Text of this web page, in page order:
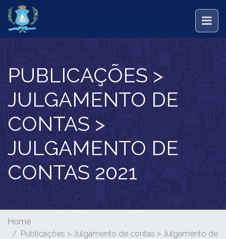
PUBLICAÇÕES >
JULGAMENTO DE
CONTAS >
JULGAMENTO DE
CONTAS 2021
Home
Publicações > Julgamento de contas > Julgamento de